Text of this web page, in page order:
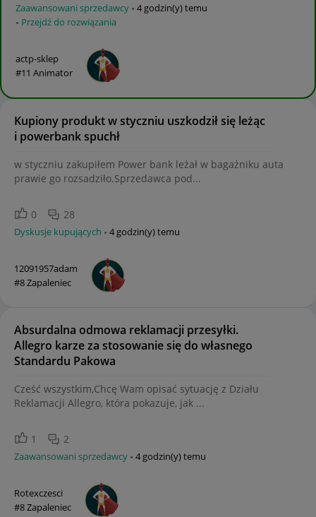
Zaawansowani sprzedawcy
4 godzin(y) temu
Przejdź do rozwiązania
actp-sklep
#11 Animator
Kupiony produkt w styczniu uszkodził się leżąc
i powerbank spuchł
w styczniu zakupiłem Power bank leżał w bagażniku auta
prawie go rozsadziło.Sprzedawca pod...
0 28
Dyskusje kupujących 4 godzin(y) temu
12091957adam
#8 Zapaleniec
Absurdalna odmowa reklamacji przesyłki.
Allegro karze za stosowanie się do własnego
Standardu Pakowa
Cześć wszystkim,Chcę Wam opisać sytuację z Działu
Reklamacji Allegro, która pokazuje, jak ...
1 2
Zaawansowani sprzedawcy 4 godzin(y) temu
Rotexczesci
#8 Zapaleniec